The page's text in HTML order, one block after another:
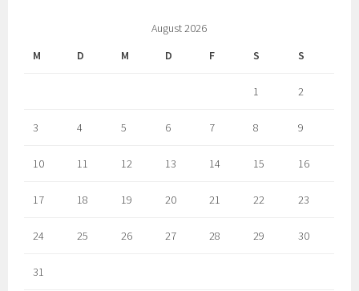
August 2026
M
D M D F S S
1 2
3 4 5 6 7 8 9
10 11 12 13 14 15 16
17 18 19 20 21 22 23
24 25 26 27 28 29 30
31